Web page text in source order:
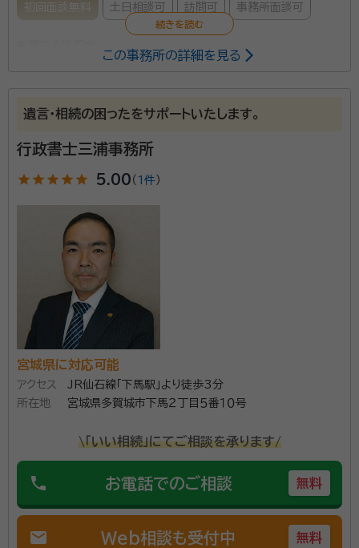
初回面談無料 土日相談可 訪問可 事務所面談可
ます。静かな室内で、しっかりとお客様の言葉に耳を傾
けます。その方針を事務所のロゴに表しました。遺言、後
しております。 【対応地域】宮城県 【営業時間】平日9：
00～17：00 ※時間外相談可能
行政書士・防災士・JGAP指導員
所属団体： 宮城県行政書士会
この事務所の詳細を見る
遺言・相続の困ったをサポートいたします。
行政書士三浦事務所
star star star star star 5.00 （ 1件）
宮城県に対応可能
アクセス
JR仙石線「下馬駅」より徒歩3分
所在地
宮城県多賀城市下馬２丁目５番１０号
\「いい相続」にてご相談を承ります/
phone お電話でのご相談 無料
mail Web相談も受付中 無料